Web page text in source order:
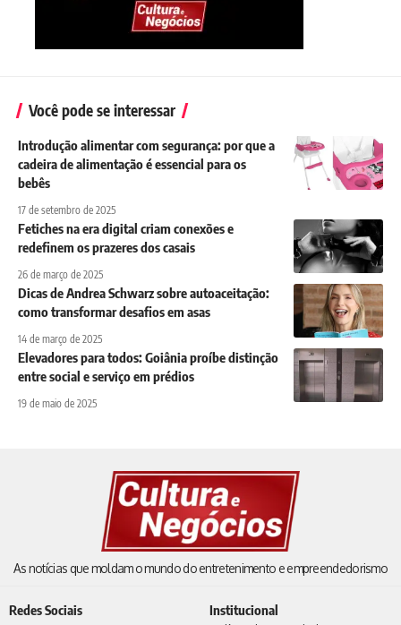
Você pode se interessar
Introdução alimentar com segurança: por que a
cadeira de alimentação é essencial para os
bebês
17 de setembro de 2025
Fetiches na era digital criam conexões e
redefinem os prazeres dos casais
26 de março de 2025
Dicas de Andrea Schwarz sobre autoaceitação:
como transformar desafios em asas
14 de março de 2025
Elevadores para todos: Goiânia proíbe distinção
entre social e serviço em prédios
19 de maio de 2025
As notícias que moldam o mundo do entretenimento e empreendedorismo
Redes Sociais Institucional